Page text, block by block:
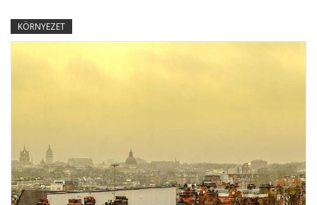
KÖRNYEZET